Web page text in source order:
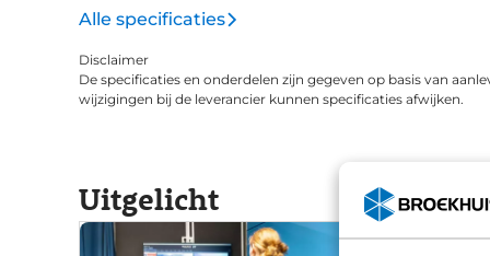
Alle specificaties
Disclaimer
De specificaties en onderdelen zijn gegeven op basis van
wijzigingen bij de leverancier kunnen specificaties afwijken.
Uitgelicht